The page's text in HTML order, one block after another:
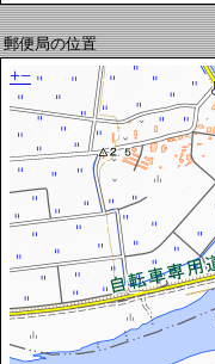
郵便局の位置